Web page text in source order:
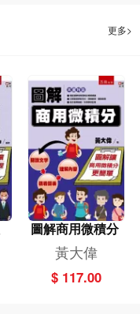
更多>
圖解商用微積分
黃大偉
$ 117.00